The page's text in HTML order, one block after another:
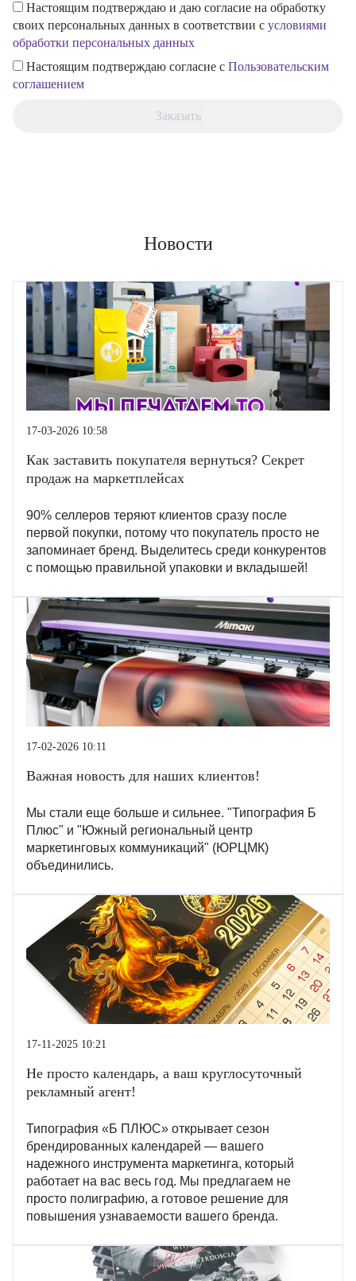
Настоящим подтверждаю и даю согласие на обработку
своих персональных данных в соответствии с условиями
обработки персональных данных
Настоящим подтверждаю согласие с Пользовательским
соглашением
Заказать
Новости
17-03-2026 10:58
Как заставить покупателя вернуться? Секрет
продаж на маркетплейсах
90% селлеров теряют клиентов сразу после
первой покупки, потому что покупатель просто не
запоминает бренд. Выделитесь среди конкурентов
с помощью правильной упаковки и вкладышей!
17-02-2026 10:11
Важная новость для наших клиентов!
Мы стали еще больше и сильнее. "Типография Б
Плюс" и "Южный региональный центр
маркетинговых коммуникаций" (ЮРЦМК)
объединились.
17-11-2025 10:21
Не просто календарь, а ваш круглосуточный
рекламный агент!
Типография «Б ПЛЮС» открывает сезон
брендированных календарей — вашего
надежного инструмента маркетинга, который
работает на вас весь год. Мы предлагаем не
просто полиграфию, а готовое решение для
повышения узнаваемости вашего бренда.